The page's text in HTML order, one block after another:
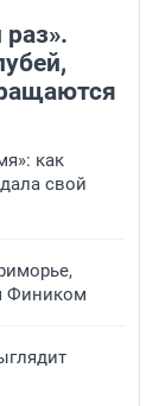
как
свой
Фиником